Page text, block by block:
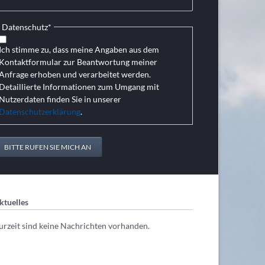
Pflichtfeld
Datenschutz*
Ich stimme zu, dass meine Angaben aus dem
Kontaktformular zur Beantwortung meiner
erhoben und verarbeitet werden.
Detaillierte Informationen zum Umgang mit
Nutzerdaten finden Sie in unserer
Datenschutzerklärung.
BITTE RUFEN SIE MICH AN
sind keine Nachrichten vorhanden.